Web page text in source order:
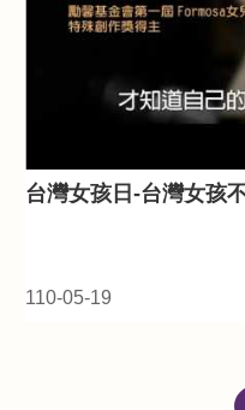
台灣女孩日-台灣女孩
110-05-19